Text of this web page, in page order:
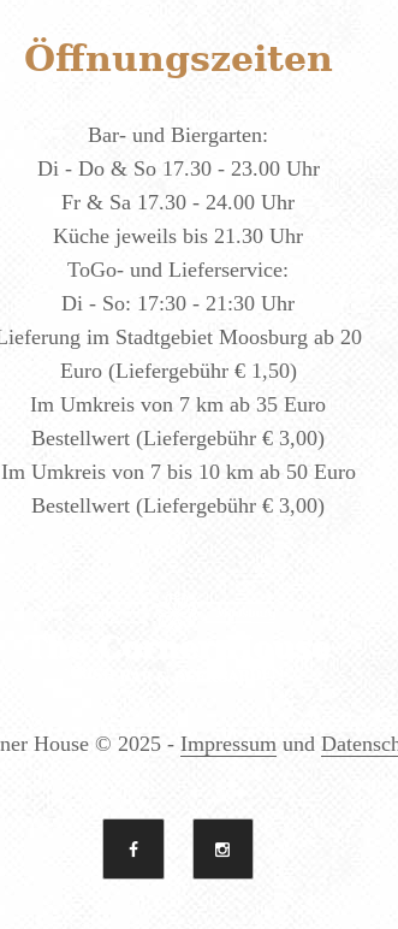
Öffnungszeiten
Bar- und Biergarten:
Di - Do & So 17.30 - 23.00 Uhr
Fr & Sa 17.30 - 24.00 Uhr
Küche jeweils bis 21.30 Uhr
ToGo- und Lieferservice:
Di - So: 17:30 - 21:30 Uhr
im Stadtgebiet Moosburg ab 20
Euro (Liefergebühr € 1,50)
Im Umkreis von 7 km ab 35 Euro
Bestellwert (Liefergebühr € 3,00)
Im Umkreis von 7 bis 10 km ab 50 Euro
Bestellwert (Liefergebühr € 3,00)
House © 2025 - Impressum und